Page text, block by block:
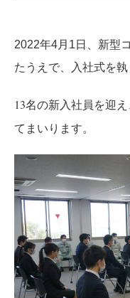
2022年4月1日、新型
たうえで、入社式を執
13名の新入社員を迎
てまいります。